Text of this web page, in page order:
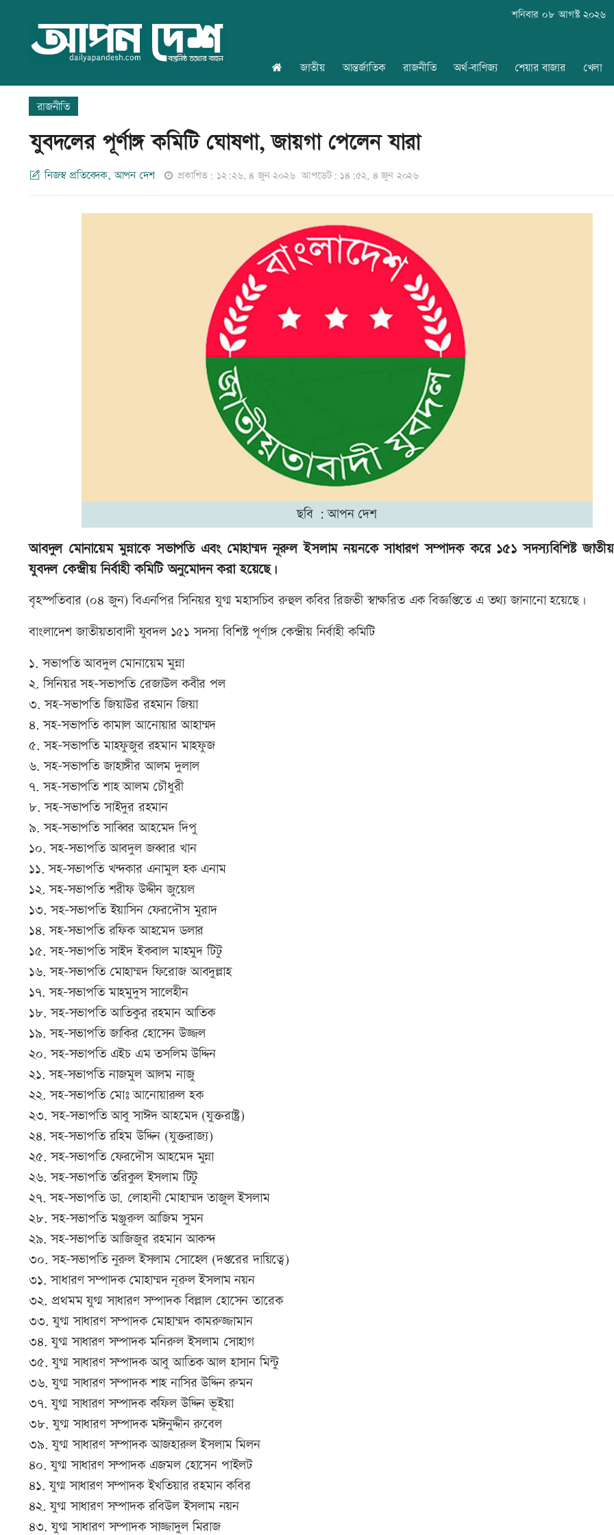
শনিবার ০৮ আগস্ট ২০২৬
জাতীয় আন্তর্জাতিক রাজনীতি অর্থ-বাণিজ্য শেয়ার বাজার খেলা
রাজনীতি
যুবদলের পূর্ণাঙ্গ কমিটি ঘোষণা, জায়গা পেলেন যারা
নিজস্ব প্রতিবেদক, আপন দেশ প্রকাশিত: ১২:২৬, ৪ জুন ২০২৬ আপডেট: ১৪:৫২, ৪ জুন ২০২৬
ছবি : আপন দেশ
আবদুল মোনায়েম মুন্নাকে সভাপতি এবং মোহাম্মদ নূরুল ইসলাম নয়নকে সাধারণ সম্পাদক করে ১৫১ সদস্যবিশিষ্ট
যুবদল কেন্দ্রীয় নির্বাহী কমিটি অনুমোদন করা হয়েছে।
বৃহস্পতিবার (০৪ জুন) বিএনপির সিনিয়র যুগ্ম মহাসচিব রুহুল কবির রিজভী স্বাক্ষরিত এক বিজ্ঞপ্তিতে এ তথ্য জানানো হয়েছে।
বাংলাদেশ জাতীয়তাবাদী যুবদল ১৫১ সদস্য বিশিষ্ট পূর্ণাঙ্গ কেন্দ্রীয় নির্বাহী কমিটি
১. সভাপতি আবদুল মোনায়েম মুন্না
২. সিনিয়র সহ-সভাপতি রেজাউল কবীর পল
৩. সহ-সভাপতি জিয়াউর রহমান জিয়া
৪. সহ-সভাপতি কামাল আনোয়ার আহাম্মদ
৫. সহ-সভাপতি মাহফুজুর রহমান মাহফুজ
৬. সহ-সভাপতি জাহাঙ্গীর আলম দুলাল
৭. সহ-সভাপতি শাহ আলম চৌধুরী
৮. সহ-সভাপতি সাইদুর রহমান
৯. সহ-সভাপতি সাব্বির আহমেদ দিপু
১০. সহ-সভাপতি আবদুল জব্বার খান
১১. সহ-সভাপতি খন্দকার এনামুল হক এনাম
১২. সহ-সভাপতি শরীফ উদ্দীন জুয়েল
১৩. সহ-সভাপতি ইয়াসিন ফেরদৌস মুরাদ
১৪. সহ-সভাপতি রফিক আহমেদ ডলার
১৫. সহ-সভাপতি সাইদ ইকবাল মাহমুদ টিটু
১৬. সহ-সভাপতি মোহাম্মদ ফিরোজ আবদুল্লাহ
১৭. সহ-সভাপতি মাহমুদুস সালেহীন
১৮. সহ-সভাপতি আতিকুর রহমান আতিক
১৯. সহ-সভাপতি জাকির হোসেন উজ্জল
২০. সহ-সভাপতি এইচ এম তসলিম উদ্দিন
২১. সহ-সভাপতি নাজমুল আলম নাজু
২২. সহ-সভাপতি মোঃ আনোয়ারুল হক
২৩. সহ-সভাপতি আবু সাঈদ আহমেদ (যুক্তরাষ্ট্র)
২৪. সহ-সভাপতি রহিম উদ্দিন (যুক্তরাজ্য)
২৫. সহ-সভাপতি ফেরদৌস আহমেদ মুন্না
২৬. সহ-সভাপতি তরিকুল ইসলাম টিটু
২৭. সহ-সভাপতি ডা. লোহানী মোহাম্মদ তাজুল ইসলাম
২৮. সহ-সভাপতি মঞ্জুরুল আজিম সুমন
২৯. সহ-সভাপতি আজিজুর রহমান আকন্দ
৩০. সহ-সভাপতি নুরুল ইসলাম সোহেল (দপ্তরের দায়িত্বে)
৩১. সাধারণ সম্পাদক মোহাম্মদ নূরুল ইসলাম নয়ন
৩২. প্রথমম যুগ্ম সাধারণ সম্পাদক বিল্লাল হোসেন তারেক
৩৩. যুগ্ম সাধারণ সম্পাদক মোহাম্মদ কামরুজ্জামান
৩৪. যুগ্ম সাধারণ সম্পাদক মনিরুল ইসলাম সোহাগ
৩৫. যুগ্ম সাধারণ সম্পাদক আবু আতিক আল হাসান মিন্টু
৩৬. যুগ্ম সাধারণ সম্পাদক শাহ নাসির উদ্দিন রুমন
৩৭. যুগ্ম সাধারণ সম্পাদক কফিল উদ্দিন ভূইয়া
৩৮. যুগ্ম সাধারণ সম্পাদক মঈনুদ্দীন রুবেল
৩৯. যুগ্ম সাধারণ সম্পাদক আজহারুল ইসলাম মিলন
৪০. যুগ্ম সাধারণ সম্পাদক এজমল হোসেন পাইলট
৪১. যুগ্ম সাধারণ সম্পাদক ইখতিয়ার রহমান কবির
৪২. যুগ্ম সাধারণ সম্পাদক রবিউল ইসলাম নয়ন
৪৩. যুগ্ম সাধারণ সম্পাদক সাজ্জাদুল মিরাজ